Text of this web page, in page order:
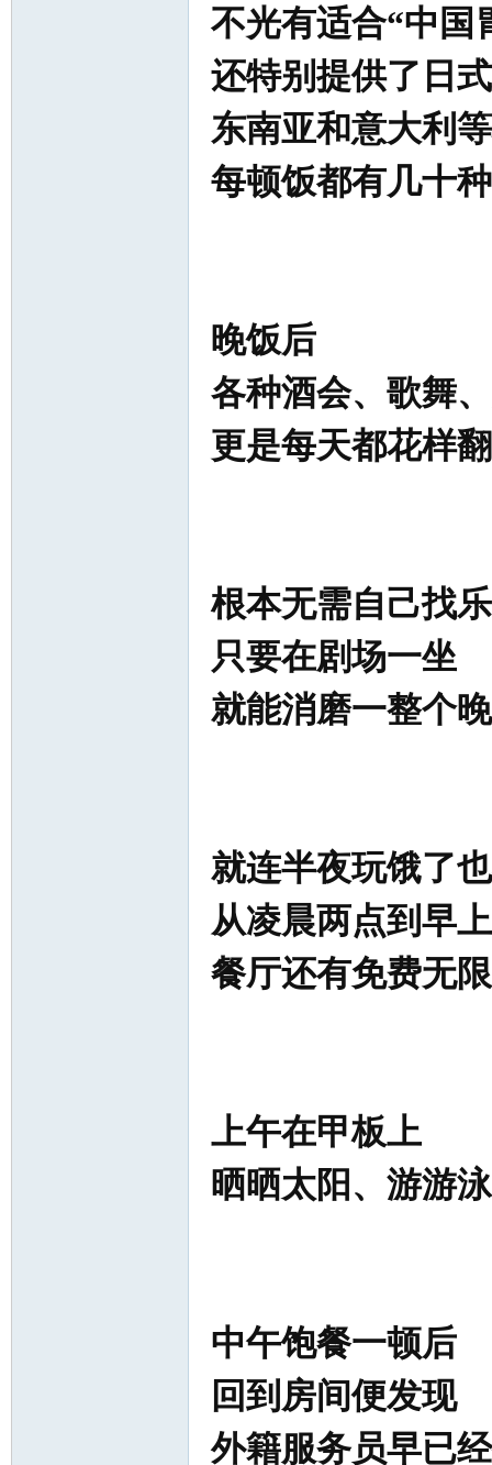
不光有适合“中国
还特别提供了日
东南亚和意大利
每顿饭都有几十
晚饭后
各种酒会、歌舞
更是每天都花样
根本无需自己找
只要在剧场一坐
就能消磨一整个
就连半夜玩饿了
从凌晨两点到早
餐厅还有免费无
上午在甲板上
晒晒太阳、 游游泳
中午饱餐一顿后
回到房间便发现
外籍服务员早已